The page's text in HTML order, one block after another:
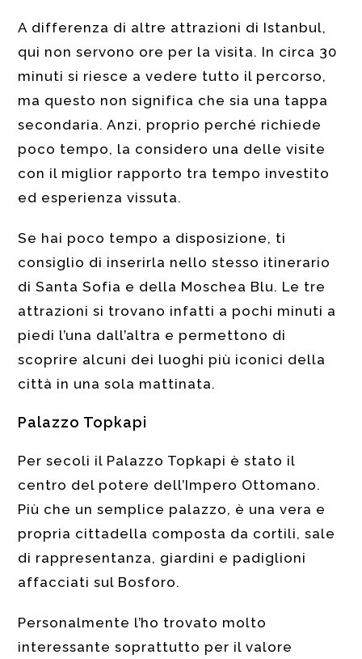
A differenza di altre attrazioni di Istanbul,
qui non servono ore per la visita. In circa 30
minuti si riesce a vedere tutto il percorso,
ma questo non significa che sia una tappa
secondaria. Anzi, proprio perché richiede
poco tempo, la considero una delle visite
con il miglior rapporto tra tempo investito
ed esperienza vissuta.
Se hai poco tempo a disposizione, ti
consiglio di inserirla nello stesso itinerario
di Santa Sofia e della Moschea Blu. Le tre
attrazioni si trovano infatti a pochi minuti a
piedi l’una dall’altra e permettono di
scoprire alcuni dei luoghi più iconici della
città in una sola mattinata.
Palazzo Topkapi
Per secoli il Palazzo Topkapi è stato il
centro del potere dell’Impero Ottomano.
Più che un semplice palazzo, è una vera e
propria cittadella composta da cortili, sale
di rappresentanza, giardini e padiglioni
affacciati sul Bosforo.
Personalmente l’ho trovato molto
interessante soprattutto per il valore